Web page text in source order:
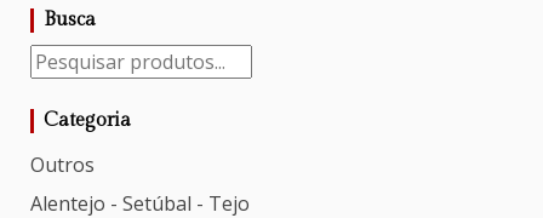
Busca
Categoria
Outros
Alentejo - Setúbal - Tejo